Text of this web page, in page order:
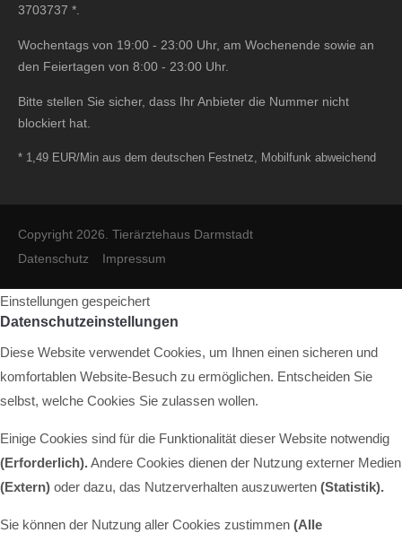
3703737 *.
Wochentags von 19:00 - 23:00 Uhr, am Wochenende sowie an
den Feiertagen von 8:00 - 23:00 Uhr.
Bitte stellen Sie sicher, dass Ihr Anbieter die Nummer nicht
blockiert hat.
* 1,49 EUR/Min aus dem deutschen Festnetz, Mobilfunk abweichend
Copyright 2026. Tierärztehaus Darmstadt
Datenschutz
Impressum
Einstellungen gespeichert
Datenschutzeinstellungen
Diese Website verwendet Cookies, um Ihnen einen sicheren und
komfortablen Website-Besuch zu ermöglichen. Entscheiden Sie
selbst, welche Cookies Sie zulassen wollen.
Einige Cookies sind für die Funktionalität dieser Website notwendig
(Erforderlich).Andere Cookies dienen der Nutzung externer Medien
(Extern) oder dazu, das Nutzerverhalten auszuwerten (Statistik).
Sie können der Nutzung aller Cookies zustimmen (Alle